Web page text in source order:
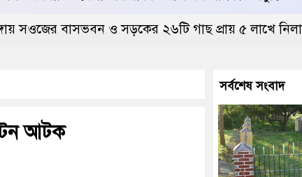
সওজের বাসভবন ও সড়কের ২৬টি গাছ প্রায় ৫ লাখে নিলামে
আটক
সর্বশেষ সংবাদ